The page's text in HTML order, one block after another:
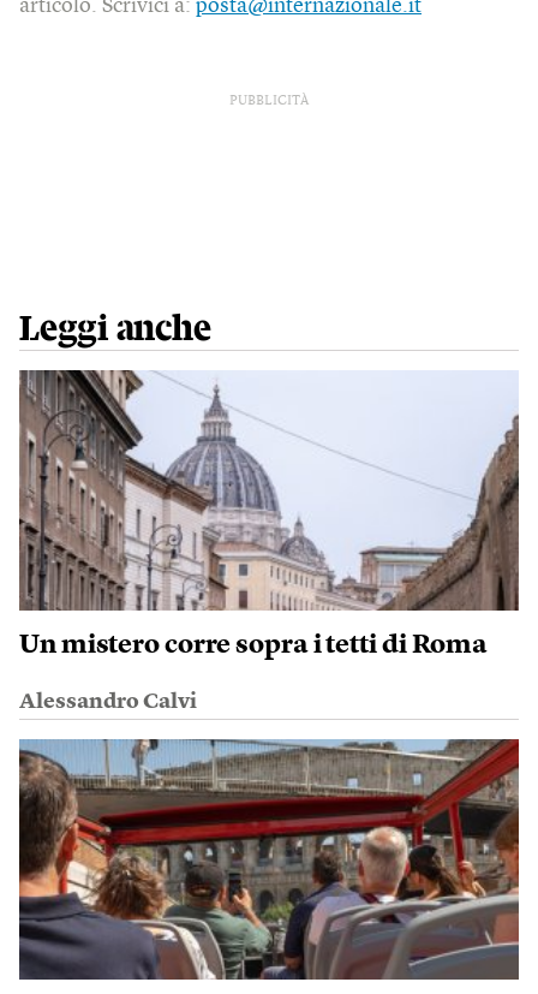
articolo. Scrivici a: posta@internazionale.it
PUBBLICITÀ
Leggi anche
Un mistero corre sopra i tetti di Roma
Alessandro Calvi